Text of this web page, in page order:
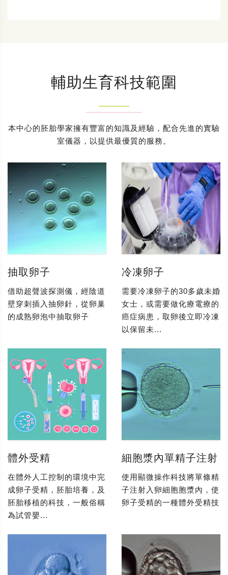
輔助生育科技範圍
本中心的胚胎學家擁有豐富的知識及經驗，配合先進的實驗
室儀器，以提供最優質的服務。
抽取卵子
借助超聲波探測儀，經陰道
壁穿刺插入抽卵針，從卵巢
的成熟卵泡中抽取卵子
冷凍卵子
需要冷凍卵子的30多歲未婚
女士，或需要做化療電療的
癌症病患，取卵後立即冷凍
以保留未...
體外受精
在體外人工控制的環境中完
成卵子受精，胚胎培養，及
胚胎移植的科技，一般俗稱
為試管嬰...
細胞漿內單精子注射
使用顯微操作科技將單條精
子注射入卵細胞胞漿內，使
卵子受精的一種體外受精技